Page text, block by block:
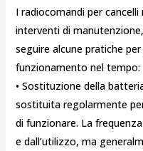
I radiocomandi per
interventi di
seguire alcune pratiche
funzionamento nel tempo:
• Sostituzione della
sostituita regolarmente
di funzionare. La
e dall’utilizzo, ma